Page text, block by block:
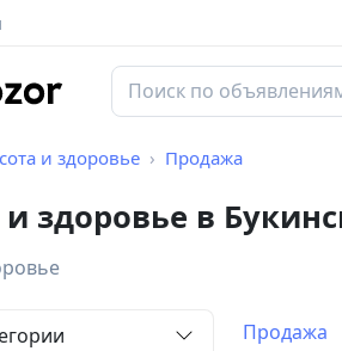
и здоровье Продажа
и здоровье в
Продажа